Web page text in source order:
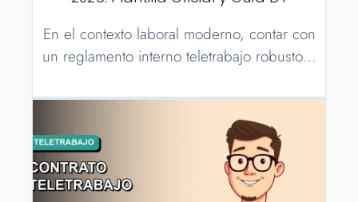
En el contexto laboral moderno, contar con
un reglamento interno teletrabajo robusto…